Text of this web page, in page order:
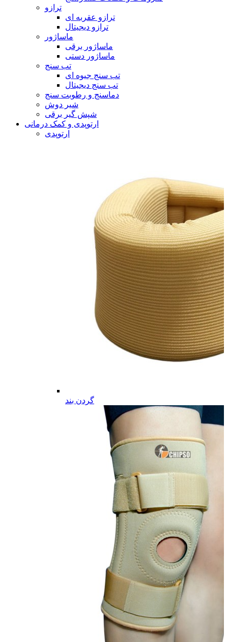
ترازو
ترازو عقربه ای
ترازو دیجیتال
ماساژور
ماساژور برقی
ماساژور دستی
تب سنج
تب سنج جیوه ای
تب سنج دیجیتال
دماسنج و رطوبت سنج
شیر دوش
شپش گیر برقی
ارتوپدی و کمک درمانی
ارتوپدی
گردن بند